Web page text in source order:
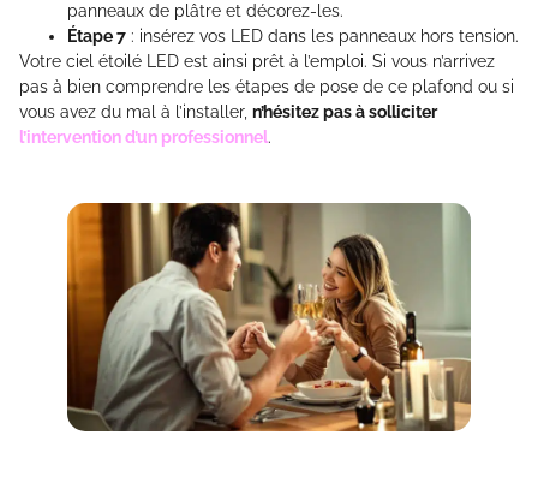
panneaux de plâtre et décorez-les.
Étape 7 : insérez vos LED dans les panneaux hors tension.
Votre ciel étoilé LED est ainsi prêt à l’emploi. Si vous n’arrivez
pas à bien comprendre les étapes de pose de ce plafond ou si
vous avez du mal à l’installer, n’hésitez pas à solliciter
l’intervention d’un professionnel.